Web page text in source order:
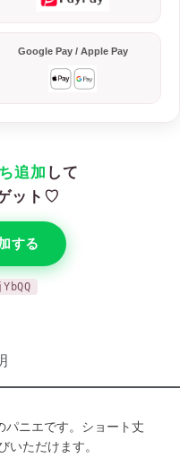
Google Pay / Apple Pay
追加 して
ット♡
する
パニエです。ショート丈
いただけます。